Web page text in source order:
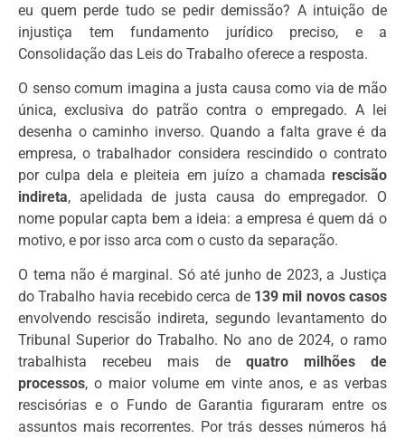
eu quem perde tudo se pedir demissão? A intuição de
injustiça tem fundamento jurídico preciso, e a
Consolidação das Leis do Trabalho oferece a resposta.
O senso comum imagina a justa causa como via de mão
única, exclusiva do patrão contra o empregado. A lei
desenha o caminho inverso. Quando a falta grave é da
empresa, o trabalhador considera rescindido o contrato
por culpa dela e pleiteia em juízo a chamada rescisão
indireta, apelidada de justa causa do empregador. O
nome popular capta bem a ideia: a empresa é quem dá o
motivo, e por isso arca com o custo da separação.
O tema não é marginal. Só até junho de 2023, a Justiça
do Trabalho havia recebido cerca de 139 mil novos casos
envolvendo rescisão indireta, segundo levantamento do
Tribunal Superior do Trabalho. No ano de 2024, o ramo
trabalhista recebeu mais de quatro milhões de
processos, o maior volume em vinte anos, e as verbas
rescisórias e o Fundo de Garantia figuraram entre os
assuntos mais recorrentes. Por trás desses números há